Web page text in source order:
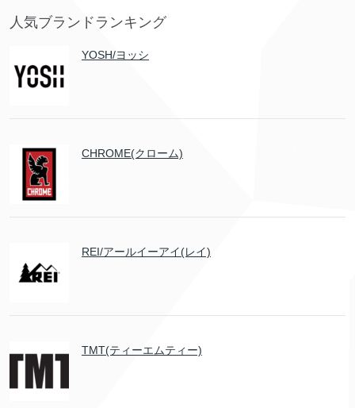
人気ブランドランキング
YOSH/ヨッシ
CHROME(クローム)
REI/アールイーアイ(レイ)
TMT(ティーエムティー)